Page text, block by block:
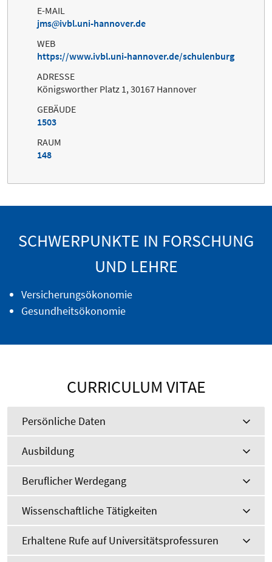
E-MAIL
jms
ivbl.uni-hannover.de
WEB
https://www.ivbl.uni-hannover.de/schulenburg
ADRESSE
Königsworther Platz 1, 30167 Hannover
GEBÄUDE
1503
RAUM
148
SCHWERPUNKTE IN FORSCHUNG
UND LEHRE
Versicherungsökonomie
Gesundheitsökonomie
CURRICULUM VITAE
Persönliche Daten
Ausbildung
Beruflicher Werdegang
Wissenschaftliche Tätigkeiten
Erhaltene Rufe auf Universitätsprofessuren